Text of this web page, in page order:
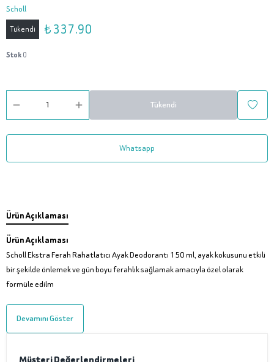
Scholl
Tükendi ₺ 337.90
Stok0
Tükendi
Whatsapp
Ürün Açıklaması
Ürün Açıklaması
Scholl Ekstra Ferah Rahatlatıcı Ayak Deodorantı 150 ml, ayak kokusunu etkili
bir şekilde önlemek ve gün boyu ferahlık sağlamak amacıyla özel olarak
formüle edilm
Devamını Göster
Müşteri Değerlendirmeleri